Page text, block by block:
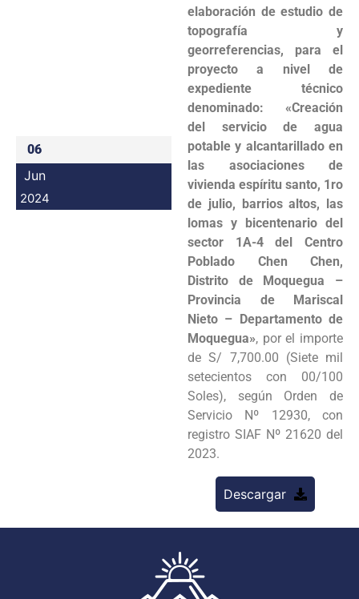
06
Jun
2024
elaboración de estudio de
topografía y
georreferencias, para el
proyecto a nivel de
expediente técnico
denominado: «Creación
del servicio de agua
potable y alcantarillado en
las asociaciones de
vivienda espíritu santo, 1ro
de julio, barrios altos, las
lomas y bicentenario del
sector 1A-4 del Centro
Poblado Chen Chen,
Distrito de Moquegua –
Provincia de Mariscal
Nieto – Departamento de
Moquegua», por el importe
de S/ 7,700.00 (Siete mil
setecientos con 00/100
Soles), según Orden de
Servicio Nº 12930, con
registro SIAF Nº 21620 del
2023.
Descargar